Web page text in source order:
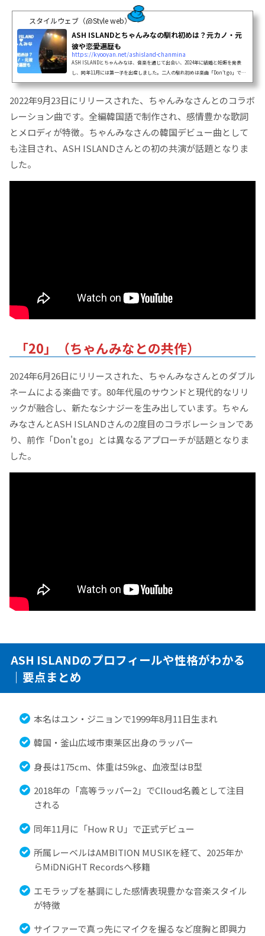
スタイルウェブ（@Style web）
ASH ISLANDとちゃんみなの馴れ初めは？元カノ・元
彼や恋愛遍歴も
https://kyooyan.net/ashisland-chanmina
ASH ISLANDとちゃんみなは、音楽を通じて出会い、2024年に結婚と妊娠を発表
し、同年11月には第一子を出産しました。二人の馴れ初めは楽曲「Don’t go」での
共演で、そこから関係が深まったと言われています。ASH ISLANDの元カノはイン
んみな...
2022年9月23日にリリースされた、ちゃんみなさんとのコラボ
レーション曲です。全編韓国語で制作され、感情豊かな歌詞
とメロディが特徴。ちゃんみなさんの韓国デビュー曲として
も注目され、ASH ISLANDさんとの初の共演が話題となりま
した。
「20」（ちゃんみなとの共作）
2024年6月26日にリリースされた、ちゃんみなさんとのダブル
ネームによる楽曲です。80年代風のサウンドと現代的なリリ
ックが融合し、新たなシナジーを生み出しています。ちゃん
みなさんとASH ISLANDさんの2度目のコラボレーションであ
り、前作「Don't go」とは異なるアプローチが話題となりま
した。
ASH ISLANDのプロフィールや性格がわかる
｜要点まとめ
本名はユン・ジニョンで1999年8月11日生まれ
韓国・釜山広域市東莱区出身のラッパー
身長は175cm、体重は59kg、血液型はB型
2018年の「高等ラッパー2」でClloud名義として注目
される
同年11月に「How R U」で正式デビュー
所属レーベルはAMBITION MUSIKを経て、2025年か
らMiDNiGHT Recordsへ移籍
エモラップを基調にした感情表現豊かな音楽スタイル
が特徴
サイファーで真っ先にマイクを握るなど度胸と即興力